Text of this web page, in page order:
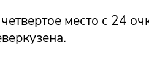
место с 24